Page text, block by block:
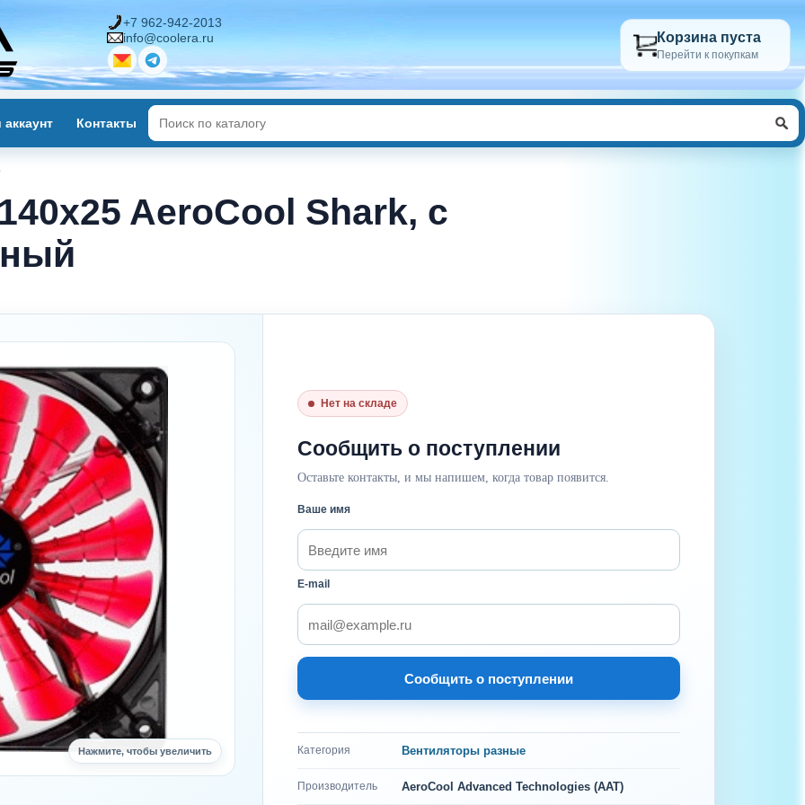
+7 962-942-2013
info@coolera.ru
Корзина пуста
Перейти к покупкам
Контакты
AeroCool Shark, с
Нажмите, чтобы увеличить
Нет на складе
Сообщить о поступлении
Оставьте контакты, и мы напишем, когда товар появится.
Ваше имя
E-mail
Сообщить о поступлении
Категория Вентиляторы разные
Производитель AeroCool Advanced Technologies (AAT)